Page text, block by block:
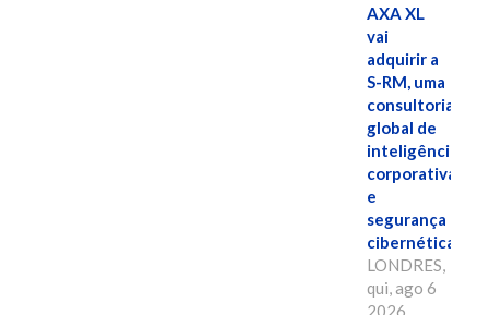
AXA XL
vai
adquirir a
S-RM, uma
consultoria
global de
inteligência
corporativa
e
segurança
cibernética
LONDRES,
qui, ago 6
2026